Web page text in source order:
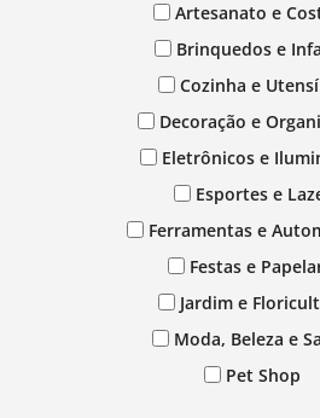
Artesanato e
Brinquedos e
Cozinha e
Decoração e
Eletrônicos e
Esportes e
Ferramentas e
Festas e
Jardim e
Moda, Beleza e
Pet Shop